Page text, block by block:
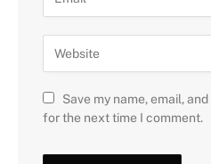
Save my name, email,
for the next time I comment.